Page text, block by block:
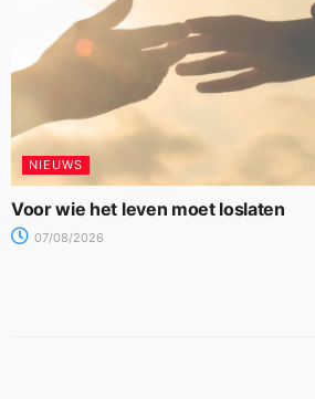
NIEUWS
Voor wie het leven moet loslaten
07/08/2026